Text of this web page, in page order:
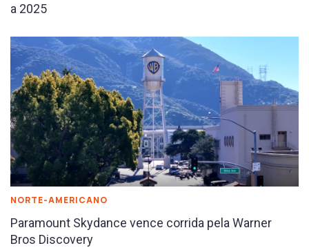
a 2025
NORTE-AMERICANO
Paramount Skydance vence corrida pela Warner
Bros Discovery